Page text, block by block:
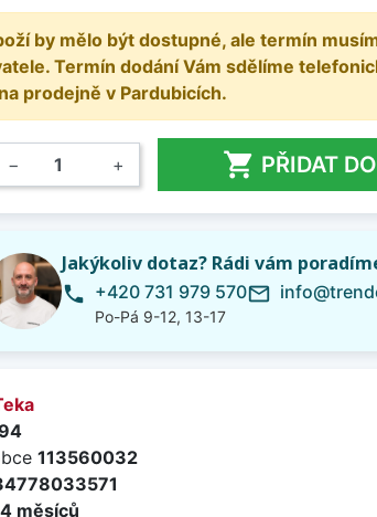
by mělo být dostupné, ale termín
Termín dodání Vám sdělíme
prodejně v Pardubicích.
− +  PŘIDAT
Jakýkoliv dotaz? Rádi vám
phone +420 731 979 570
Po-Pá 9-12, 13-17
mail_outline
113560032
měsíců